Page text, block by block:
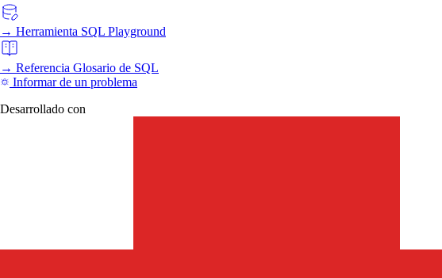
→ Herramienta SQL Playground
→ Referencia Glosario de SQL
Informar de un problema
Desarrollado con